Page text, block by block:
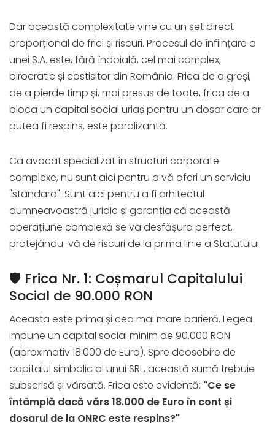
Dar această complexitate vine cu un set direct
proporțional de frici și riscuri. Procesul de înființare a
unei S.A. este, fără îndoială, cel mai complex,
birocratic și costisitor din România. Frica de a greși,
de a pierde timp și, mai presus de toate, frica de a
bloca un capital social uriaș pentru un dosar care ar
putea fi respins, este paralizantă.
Ca avocat specializat în structuri corporate
complexe, nu sunt aici pentru a vă oferi un serviciu
"standard". Sunt aici pentru a fi arhitectul
dumneavoastră juridic și garanția că această
operațiune complexă se va desfășura perfect,
protejându-vă de riscuri de la prima linie a Statutului.
🛡️ Frica Nr. 1: Coșmarul Capitalului
Social de 90.000 RON
Aceasta este prima și cea mai mare barieră. Legea
impune un capital social minim de 90.000 RON
(aproximativ 18.000 de Euro). Spre deosebire de
capitalul simbolic al unui SRL, această sumă trebuie
subscrisă și vărsată. Frica este evidentă: "Ce se
întâmplă dacă vărs 18.000 de Euro în cont și
dosarul de la ONRC este respins?"